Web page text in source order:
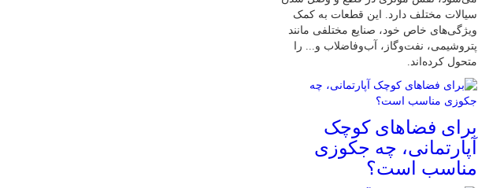
سیالات مختلف دارد. این قطعات به کمک
ویژگی‌های خاص خود، صنایع مختلفی مانند
پتروشیمی، نفت‌وگاز، آب‌وفاضلاب و... را
متحول کرده‌اند.
برای فضاهای کوچک
آپارتمانی، چه جکوزی
مناسب است؟